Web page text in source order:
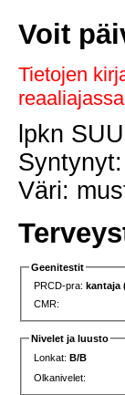
Voit
Tietojen
lpkn
Väri:
Geenitestit
PRCD-pra: kantaja
CMR:
Nivelet ja luusto
Lonkat:B/B
Olkanivelet: